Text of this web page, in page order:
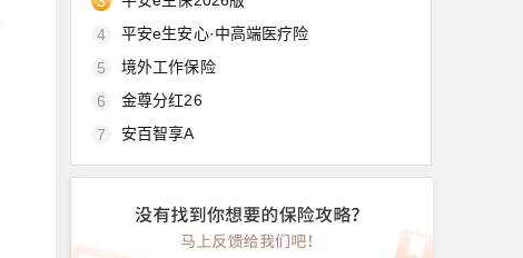
4
平安e生安心·中高端医疗险
5
境外工作保险
6
金尊分红26
7
安百智享A